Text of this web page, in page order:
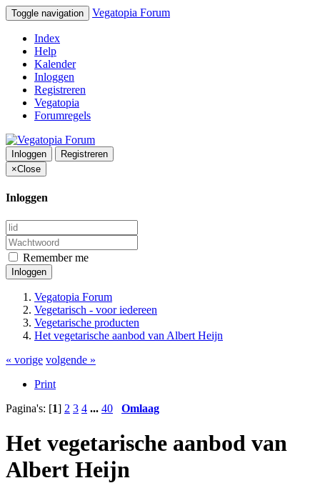
Toggle navigation Vegatopia Forum
Index
Help
Kalender
Inloggen
Registreren
Vegatopia
Forumregels
Inloggen
Registreren
×Close
Inloggen
Remember me
Inloggen
Vegatopia Forum
Vegetarisch - voor iedereen
Vegetarische producten
Het vegetarische aanbod van Albert Heijn
« vorige volgende »
Print
Pagina's: [1] 2 3 4 ... 40 Omlaag
Het vegetarische aanbod van
Albert Heijn